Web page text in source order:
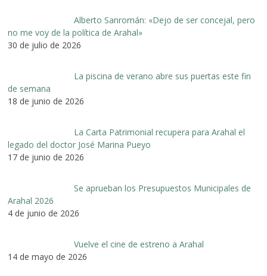
Alberto Sanromán: «Dejo de ser concejal, pero
no me voy de la política de Arahal»
30 de julio de 2026
La piscina de verano abre sus puertas este fin
de semana
18 de junio de 2026
La Carta Patrimonial recupera para Arahal el
legado del doctor José Marina Pueyo
17 de junio de 2026
Se aprueban los Presupuestos Municipales de
Arahal 2026
4 de junio de 2026
Vuelve el cine de estreno a Arahal
14 de mayo de 2026